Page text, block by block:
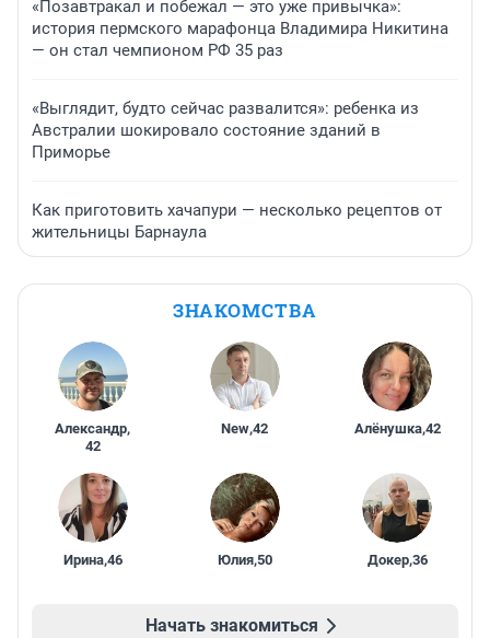
«Позавтракал и побежал — это уже привычка»:
история пермского марафонца Владимира Никитина
— он стал чемпионом РФ 35 раз
«Выглядит, будто сейчас развалится»: ребенка из
Австралии шокировало состояние зданий в
Приморье
Как приготовить хачапури — несколько рецептов от
жительницы Барнаула
ЗНАКОМСТВА
Александр,
42
New,42 Алёнушка,42
Ирина,46 Юлия,50 Докер,36
Начать знакомиться